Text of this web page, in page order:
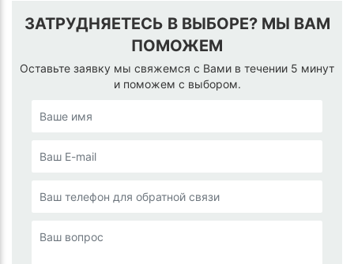
ЗАТРУДНЯЕТЕСЬ В ВЫБОРЕ? МЫ ВАМ
ПОМОЖЕМ
Оставьте заявку мы свяжемся с Вами в течении 5 минут
и поможем с выбором.